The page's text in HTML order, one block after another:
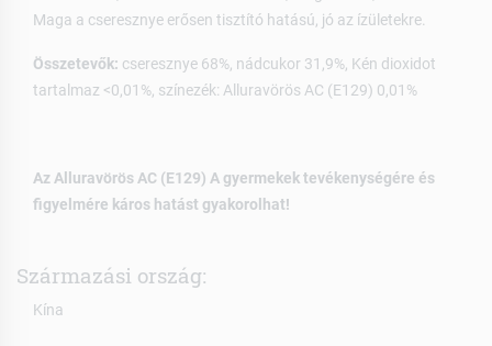
Maga a cseresznye erősen tisztító hatású, jó az ízületekre.
Összetevők: cseresznye 68%, nádcukor 31,9%, Kén dioxidot
tartalmaz <0,01%, színezék: Alluravörös AC (E129) 0,01%
Az Alluravörös AC (E129) A gyermekek tevékenységére és
figyelmére káros hatást gyakorolhat!
Származási ország:
Kína